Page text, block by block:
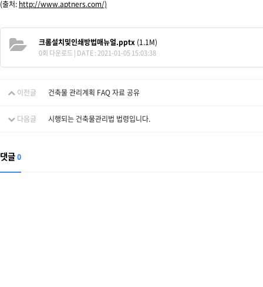
(출처: http://www.aptners.com/)
크롬설치및인쇄방법매뉴얼.pptx (1.1M)
0회 다운로드 | DATE : 2021-01-05 15:03:38
이전글 건축물 관리계획 FAQ 자료 공유
다음글 시행되는 건축물관리법 법령입니다.
댓글0